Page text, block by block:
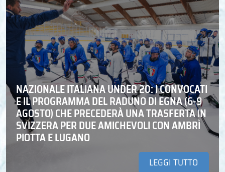
NAZIONALE ITALIANA UNDER 20: I CONVOCATI
E IL PROGRAMMA DEL RADUNO DI EGNA (6-9
AGOSTO) CHE PRECEDERÀ UNA TRASFERTA IN
SVIZZERA PER DUE AMICHEVOLI CON AMBRÌ
PIOTTA E LUGANO
LEGGI TUTTO